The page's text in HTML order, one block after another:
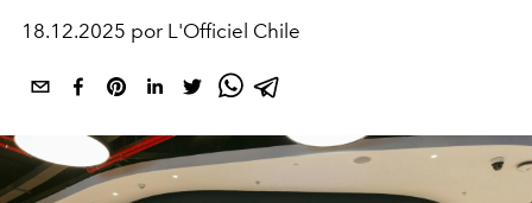
18.12.2025 por L'Officiel Chile